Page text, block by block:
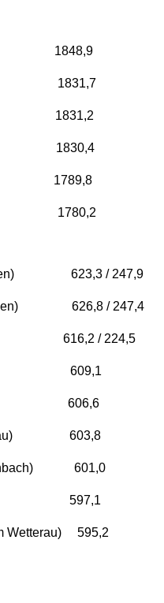
1848,9
1831,7
1831,2
1830,4
1789,8
1780,2
623,3 / 247,9
626,8 / 247,4
616,2 / 224,5
609,1
606,6
603,8
601,0
597,1
Wetterau) 595,2